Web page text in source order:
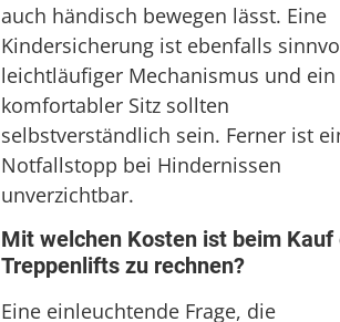
auch händisch bewegen lässt. Eine
Kindersicherung ist ebenfalls
leichtläufiger Mechanismus und ein
komfortabler Sitz sollten
selbstverständlich sein. Ferner ist
Notfallstopp bei Hindernissen
unverzichtbar.
Mit welchen Kosten ist beim Kauf
Treppenlifts zu rechnen?
Eine einleuchtende Frage, die